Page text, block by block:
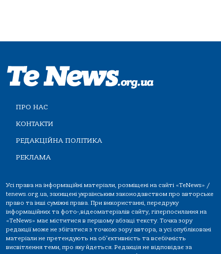
ПРО НАС
КОНТАКТИ
РЕДАКЦІЙНА ПОЛІТИКА
РЕКЛАМА
Усі права на інформаційні матеріали, розміщені на сайті «TeNews» /
tenews.org.ua, захищені українським законодавством про авторське
право та інші суміжні права. При використанні, передруку
інформаційних та фото-,відеоматеріалів сайту, гіперпосилання на
«TeNews» має міститися в першому абзаці тексту. Точка зору
редакції може не збігатися з точкою зору автора, а усі опубліковані
матеріали не претендують на об'єктивність та всебічність
висвітлення теми, про яку йдеться. Редакція не відповідає за